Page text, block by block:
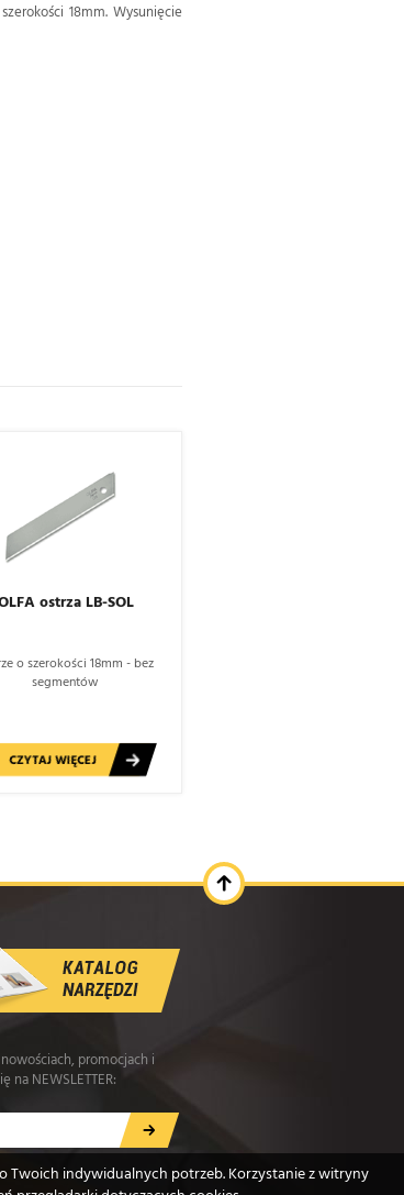
18mm. Wysunięcie
ostrza LB-SOL
o szerokości 18mm - bez
segmentów
CZYTAJ WIĘCEJ
promocjach i
na NEWSLETTER:
Twoich indywidualnych potrzeb. Korzystanie z witryny